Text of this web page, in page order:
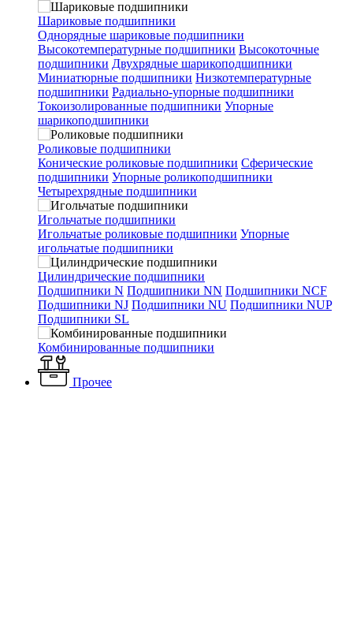
Шариковые подшипники
Однорядные шариковые подшипники
Высокотемпературные подшипники Высокоточные
подшипники Двухрядные шарикоподшипники
Миниатюрные подшипники Низкотемпературные
подшипники Радиально-упорные подшипники
Токоизолированные подшипники Упорные
шарикоподшипники
Роликовые подшипники
Конические роликовые подшипники Сферические
подшипники Упорные роликоподшипники
Четырехрядные подшипники
Игольчатые подшипники
Игольчатые роликовые подшипники Упорные
игольчатые подшипники
Цилиндрические подшипники
Подшипники N Подшипники NN Подшипники NCF
Подшипники NJ Подшипники NU Подшипники NUP
Подшипники SL
Комбинированные подшипники
Прочее